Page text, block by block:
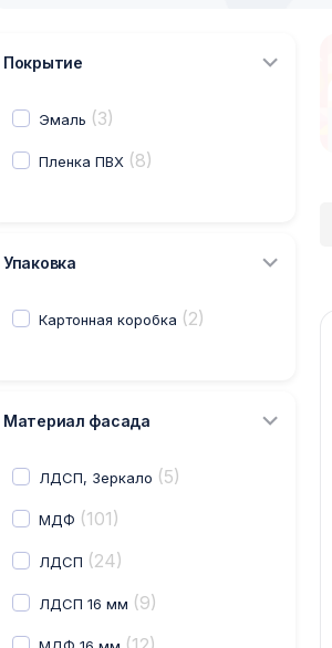
Покрытие
Эмаль (3)
Пленка ПВХ (8)
Упаковка
Картонная коробка (2)
Материал фасада
ЛДСП, Зеркало (5)
МДФ (101)
ЛДСП (24)
ЛДСП 16 мм (9)